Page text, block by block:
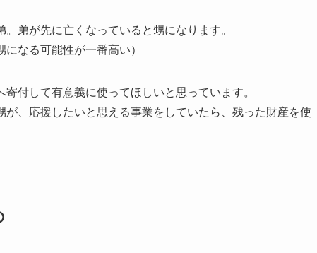
弟が先に亡くなっていると甥になります。
なる可能性が一番高い）
付して有意義に使ってほしいと思っています。
が、応援したいと思える事業をしていたら、残った財産を使